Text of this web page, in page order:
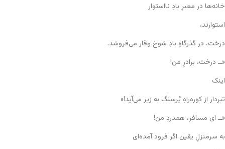
خانه‌ها در معبرِ بادِ نااستوار
استوارند،
درخت، در گذرگاهِ بادِ شوخ وقار می‌فروشد.
«ــ درخت، برادرِ من!
اینک
تبردار از کوره‌راهِ پُرسنگ به زیر می‌آید!»
«ــ ای مسافر، همدردِ من!
به سرمنزلِ یقین اگر فرود آمده‌ای